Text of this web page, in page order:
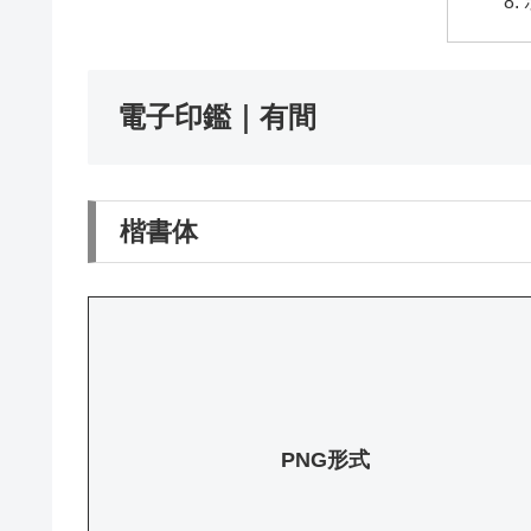
電子印鑑｜有間
楷書体
PNG形式